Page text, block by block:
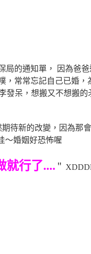
局的通知單， 因為爸
，常常忘記自己已婚，
發呆，想搬又不想搬的
待新的改變，因為那
～婚姻好恐怖喔
就行了.... ＂